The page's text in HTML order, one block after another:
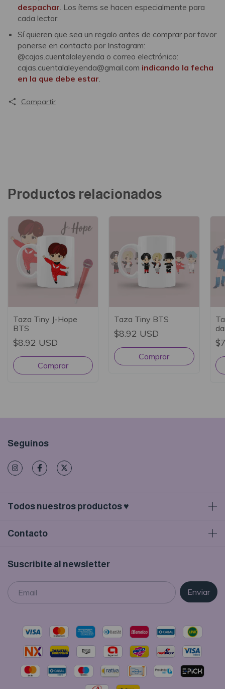
despachar. Los ítems se hacen especialmente para
cada lector.
Sí quieren que sea un regalo antes de comprar por favor
ponerse en contacto por Instagram:
@cajas.cuentalaleyenda o correo electrónico:
cajas.cuentalaleyenda@gmail.com indicando la fecha
en la que debe estar.
Compartir
Productos relacionados
Taza Tiny J-Hope
BTS
$8.92 USD
Taza Tiny BTS
$8.92 USD
Seguinos
Todos nuestros productos ♥
Contacto
Suscribite al newsletter